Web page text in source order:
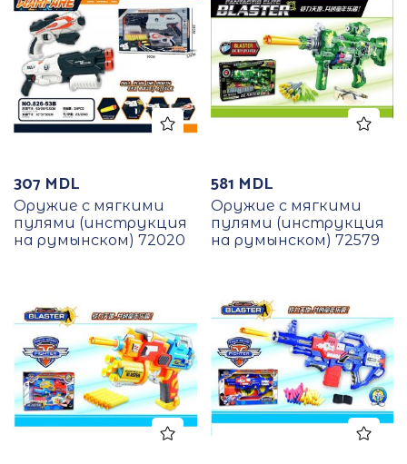
307 MDL
Оружие с мягкими
пулями (инструкция
на румынском) 72020
581 MDL
Оружие с мягкими
пулями (инструкция
на румынском) 72579